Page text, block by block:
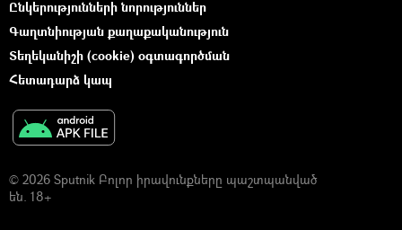
Ընկերությունների նորություններ
Գաղտնիության քաղաքականություն
Տեղեկանիշի (cookie) օգտագործման
Հետադարձ կապ
© 2026 Sputnik Բոլոր իրավունքները պաշտպանված
են. 18+